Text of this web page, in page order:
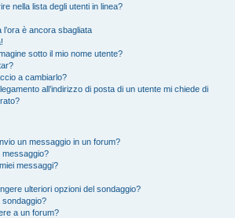
nella lista degli utenti in linea?
è ancora sbagliata
sotto il mio nome utente?
a cambiarlo?
all’indirizzo di posta di un utente mi chiede di
un messaggio in un forum?
messaggio?
messaggi?
ulteriori opzioni del sondaggio?
sondaggio?
a un forum?